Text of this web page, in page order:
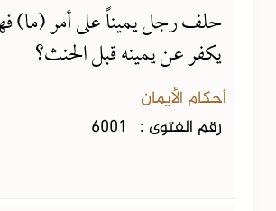
حلف رجل يميناً على أمر (ما)
يكفر عن يمينه قبل الحنث؟
أحكام الأيمان
رقم الفتوى : 6001